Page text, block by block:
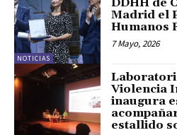
NOTICIAS
DDHH de
Madrid el
Humanos
7 Mayo, 2026
Violencia
inaugura
estallido